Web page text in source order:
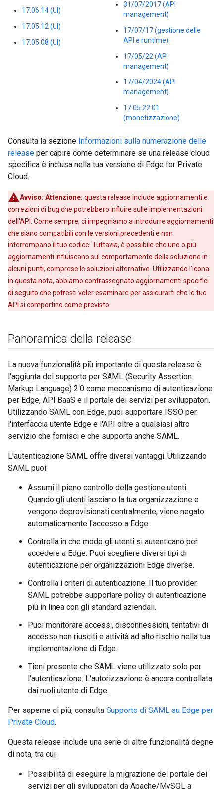
17.06.14 (UI)
17.05.12 (UI)
17.05.08 (UI)
31/07/2017 (API
management)
17/07/17 (gestione delle
API e runtime)
17/05/22 (API
management)
17/04/2024 (API
management)
17.05.22.01
(monetizzazione)
Consulta la sezione Informazioni sulla numerazione delle
release per capire come determinare se una release cloud
specifica è inclusa nella tua versione di Edge for Private
Cloud.
Avviso: Attenzione: questa release include aggiornamenti e
correzioni di bug che potrebbero influire sulle implementazioni
dell'API. Come sempre, ci impegniamo a introdurre aggiornamenti
che siano compatibili con le versioni precedenti e non
interrompano il tuo codice. Tuttavia, è possibile che uno o più
aggiornamenti influiscano sul comportamento della soluzione in
alcuni punti, comprese le soluzioni alternative. Utilizzando l'icona
in questa nota, abbiamo contrassegnato aggiornamenti specifici
di seguito che potresti voler esaminare per assicurarti che le tue
API si comportino come previsto.
Panoramica della release
La nuova funzionalità più importante di questa release è
l'aggiunta del supporto per SAML (Security Assertion
Markup Language) 2.0 come meccanismo di autenticazione
per Edge, API BaaS e il portale dei servizi per sviluppatori.
Utilizzando SAML con Edge, puoi supportare l'SSO per
l'interfaccia utente Edge e l'API oltre a qualsiasi altro
servizio che fornisci e che supporta anche SAML.
L'autenticazione SAML offre diversi vantaggi. Utilizzando
SAML puoi:
Assumi il pieno controllo della gestione utenti.
Quando gli utenti lasciano la tua organizzazione e
vengono deprovisionati centralmente, viene negato
automaticamente l'accesso a Edge.
Controlla in che modo gli utenti si autenticano per
accedere a Edge. Puoi scegliere diversi tipi di
autenticazione per organizzazioni Edge diverse.
Controlla i criteri di autenticazione. Il tuo provider
SAML potrebbe supportare policy di autenticazione
più in linea con gli standard aziendali.
Puoi monitorare accessi, disconnessioni, tentativi di
accesso non riusciti e attività ad alto rischio nella tua
implementazione di Edge.
Tieni presente che SAML viene utilizzato solo per
l'autenticazione. L'autorizzazione è ancora controllata
dai ruoli utente di Edge.
Per saperne di più, consulta Supporto di SAML su Edge per
Private Cloud.
Questa release include una serie di altre funzionalità degne
di nota, tra cui:
Possibilità di eseguire la migrazione del portale dei
servizi per gli sviluppatori da Apache/MySQL a